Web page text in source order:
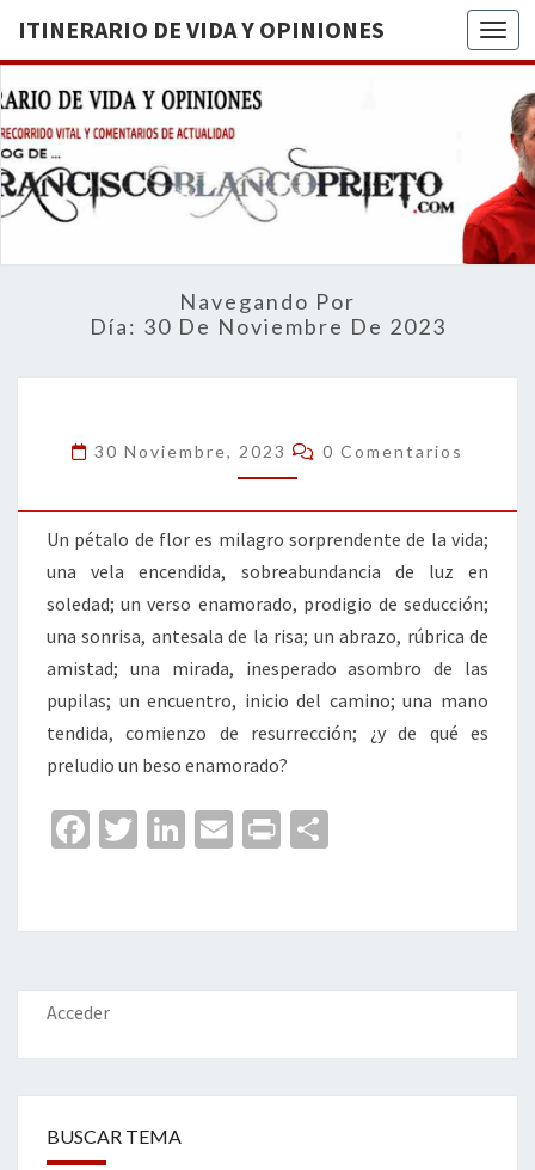
ITINERARIO DE VIDA Y OPINIONES
DE
BREVE
RECORRIDO
VITAL Y
ACTUALIDAD
Navegando Por
Día: 30 De Noviembre De 2023
30 Noviembre, 2023 Comentarios
0 Comentarios
Un pétalo de flor es milagro sorprendente de la vida;
una vela encendida, sobreabundancia de luz en
soledad; un verso enamorado, prodigio de seducción;
una sonrisa, antesala de la risa; un abrazo, rúbrica de
amistad; una mirada, inesperado asombro de las
pupilas; un encuentro, inicio del camino; una mano
tendida, comienzo de resurrección; ¿y de qué es
preludio un beso enamorado?
Fa
o
o
k
T
er
Li
dI
n
E
l
Pr
p
ar
Acceder
BUSCAR TEMA